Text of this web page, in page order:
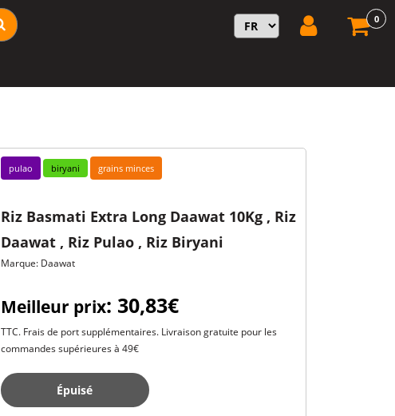
0
pulao biryani grains minces
Riz Basmati Extra Long Daawat 10Kg , Riz
Daawat , Riz Pulao , Riz Biryani
Marque: Daawat
Meilleur prix: 30,83€
TTC. Frais de port supplémentaires. Livraison gratuite pour les
commandes supérieures à 49€
Épuisé